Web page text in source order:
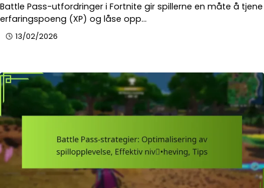
Battle Pass-utfordringer i Fortnite gir spillerne en måte å tjene
erfaringspoeng (XP) og låse opp…
13/02/2026